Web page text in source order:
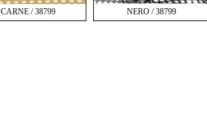
CARNE / 38799 NERO / 38799